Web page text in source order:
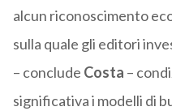
alcun riconoscimento
sulla quale gli editori
– conclude Costa –
significativa i modelli di